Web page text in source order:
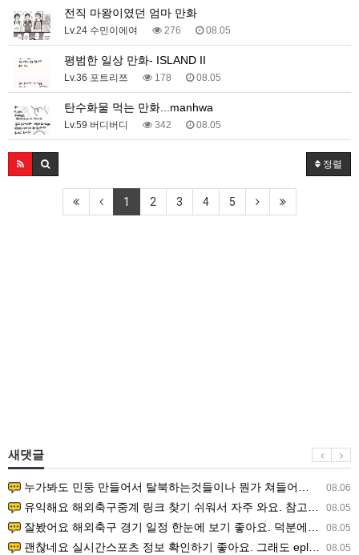
전직 마왕이였던 엄마 만화
Lv.24 수민이에여 276 08.05
평범한 일상 만화- ISLAND II
Lv.36 포트리쯔 178 08.05
탄수화물 먹는 만화...manhwa
Lv.59 버디버디 342 08.05
정렬
1 2 3 4 5
새댓글
08.06
누가봐도 민둥 만들어서 탈북하는것들이나 뭔가 쳐들어오는 낌새를 미리 알아차리기 위함이지 저걸 전쟁준비라고 하…
08.05
유익해요 해외축구중계 링크 찾기 쉬워서 자주 와요. 참고로 무료스포츠중계 정보 확인할 때 출처 꼭 체크해요.…
08.05
잘봤어요 해외축구 경기 일정 한눈에 보기 좋아요. 덕분에 epl중계 볼 때 공식 중계 채널 먼저 찾아봐요. …
08.05
괜찮네요 실시간스포츠 정보 확인하기 좋아요. 그래도 epl중계 볼 때 공식 중계 채널 먼저 찾아봐요. 북마크…